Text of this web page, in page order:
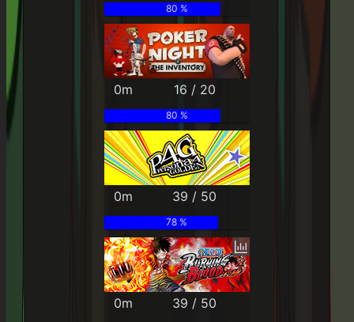
80 %
0m 16 / 20
80 %
0m 39 / 50
78 %
0m 39 / 50